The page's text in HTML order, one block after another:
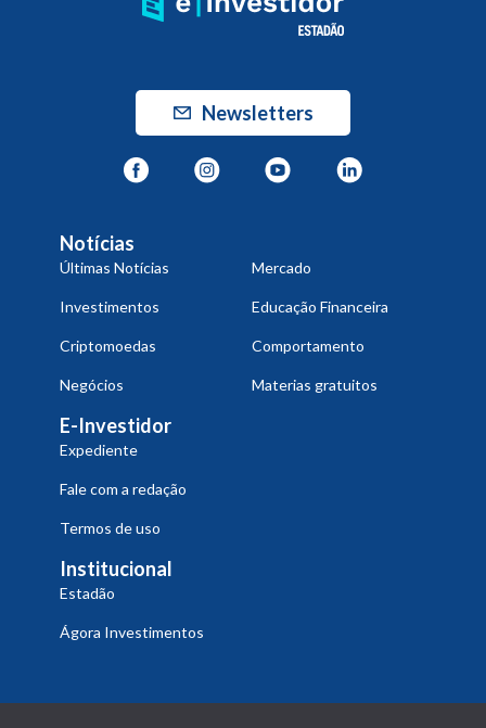
Newsletters
Notícias
Últimas Notícias Mercado
Investimentos Educação Financeira
Criptomoedas Comportamento
Negócios Materias gratuitos
E-Investidor
Expediente
Fale com a redação
Termos de uso
Institucional
Estadão
Ágora Investimentos